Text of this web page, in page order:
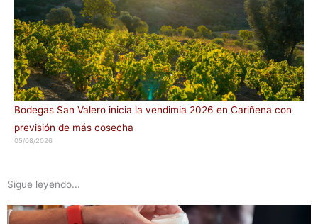
Bodegas San Valero inicia la vendimia 2026 en Cariñena con
previsión de más cosecha
05/08/2026
Sigue leyendo...